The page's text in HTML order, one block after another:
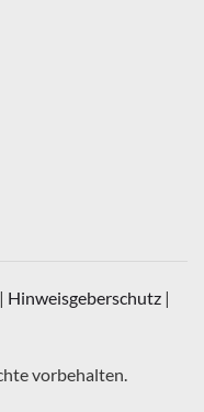
vorbehalten.
| Hinweisgeberschutz |